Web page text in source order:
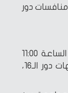
دور
البرازيل تلتقي النرويج: تبدأ المباراة الساعة 11:00
مساءً بتوقيت القاهرة، ضمن مواجهات دور الـ16،